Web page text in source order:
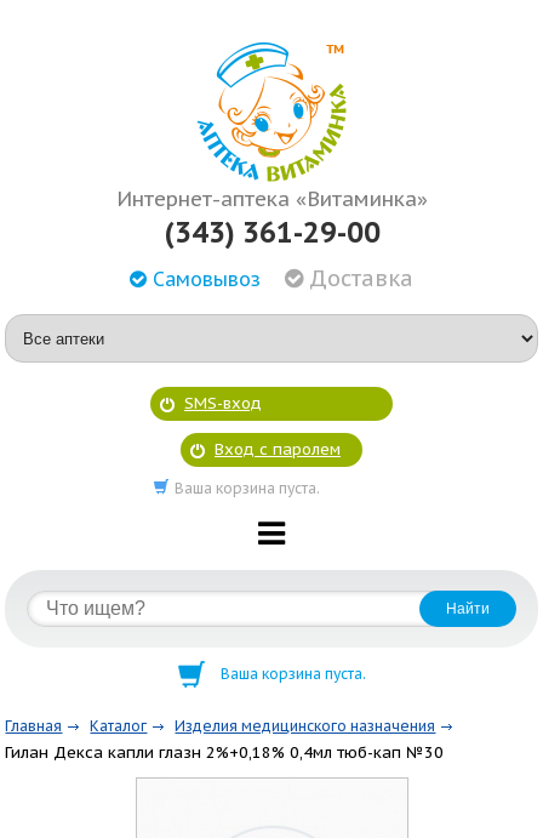
Интернет-аптека «Витаминка»
(343) 361-29-00
Самовывоз Доставка
SMS-вход
Вход с паролем
Ваша корзина пуста.
Ваша корзина пуста.
Главная Каталог Изделия медицинского назначения
Гилан Декса капли глазн 2%+0,18% 0,4мл тюб-кап №30